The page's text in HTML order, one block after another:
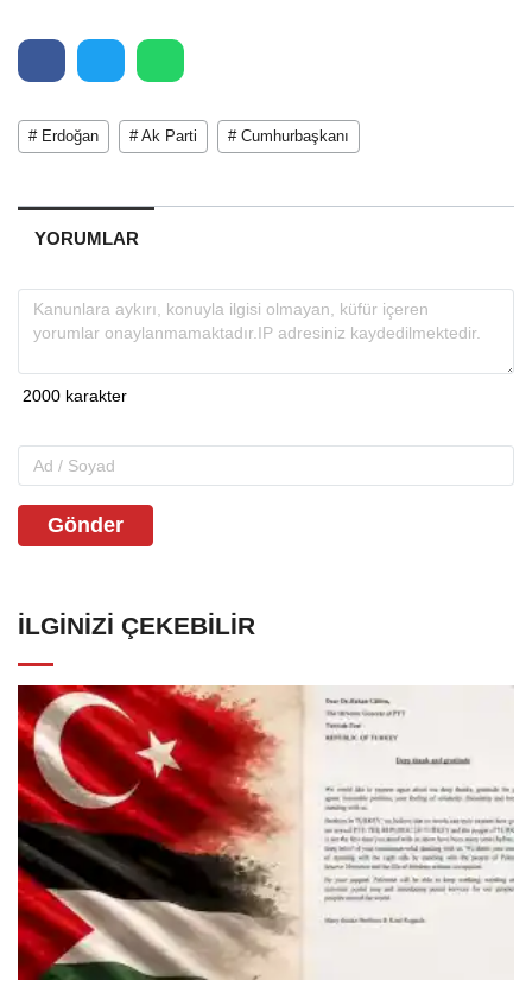
# Erdoğan # Ak Parti # Cumhurbaşkanı
YORUMLAR
Gönder
İLGINIZI ÇEKEBILIR